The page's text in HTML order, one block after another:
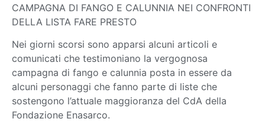
CAMPAGNA DI FANGO E CALUNNIA NEI CONFRONTI
DELLA LISTA FARE PRESTO
Nei giorni scorsi sono apparsi alcuni articoli e
comunicati che testimoniano la vergognosa
campagna di fango e calunnia posta in essere da
alcuni personaggi che fanno parte di liste che
sostengono l’attuale maggioranza del CdA della
Fondazione Enasarco.